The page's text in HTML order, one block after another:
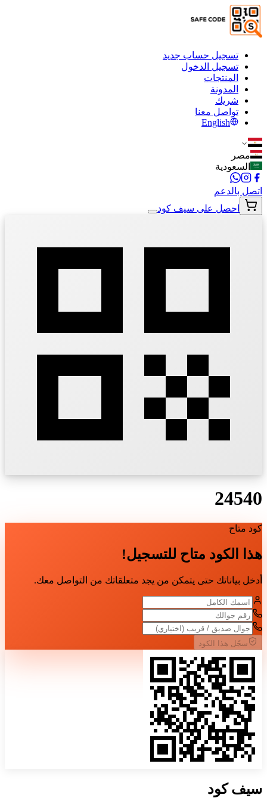
تسجيل حساب جديد
تسجيل الدخول
المنتجات
المدونة
شريك
تواصل معنا
English
مصر
السعودية
اتصل بالدعم
احصل على سيف كود
24540
كود متاح
هذا الكود متاح للتسجيل!
أدخل بياناتك حتى يتمكن من يجد متعلقاتك من التواصل معك.
سجّل هذا الكود
سيفكود